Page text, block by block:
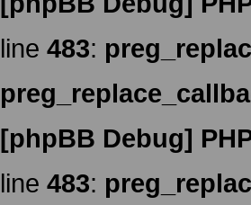
line 483:
[phpBB Debug]
line 483: